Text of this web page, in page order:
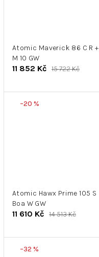
Atomic Maverick 86 C R +
M 10 GW
11 852 Kč 15 722 Kč
–20 %
Atomic Hawx Prime 105 S
Boa W GW
11 610 Kč 14 513 Kč
–32 %